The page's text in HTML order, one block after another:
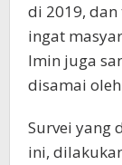
di 2019,
ingat
Imin juga
disamai
Survei yang
ini,